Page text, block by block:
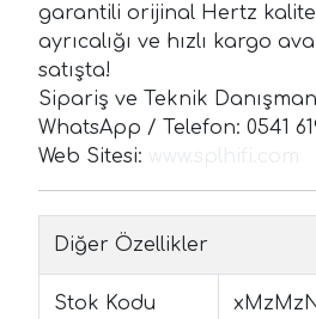
garantili orijinal Hertz
ayrıcalığı ve hızlı kargo
satışta!
Sipariş ve Teknik
WhatsApp / Telefon: 0541
Web Sitesi:
Diğer Özellikler
Stok Kodu